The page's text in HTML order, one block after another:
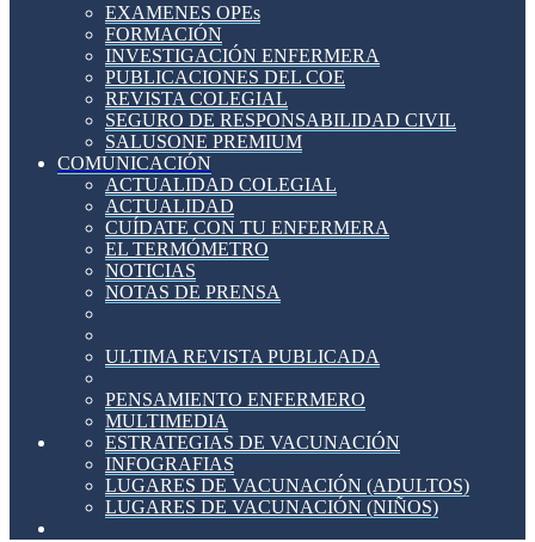
EXAMENES OPEs
FORMACIÓN
INVESTIGACIÓN ENFERMERA
PUBLICACIONES DEL COE
REVISTA COLEGIAL
SEGURO DE RESPONSABILIDAD CIVIL
SALUSONE PREMIUM
COMUNICACIÓN
ACTUALIDAD COLEGIAL
ACTUALIDAD
CUÍDATE CON TU ENFERMERA
EL TERMÓMETRO
NOTICIAS
NOTAS DE PRENSA
ULTIMA REVISTA PUBLICADA
PENSAMIENTO ENFERMERO
MULTIMEDIA
ESTRATEGIAS DE VACUNACIÓN
INFOGRAFIAS
LUGARES DE VACUNACIÓN (ADULTOS)
LUGARES DE VACUNACIÓN (NIÑOS)